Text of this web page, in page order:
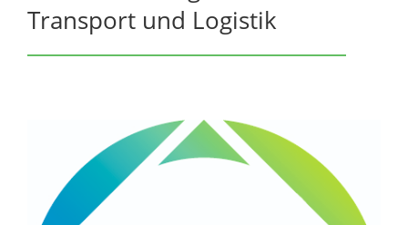
Transport und Logistik